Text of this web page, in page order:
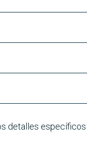
detalles específicos